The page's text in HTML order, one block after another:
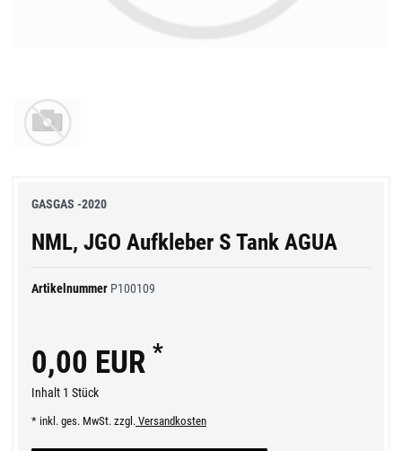
GASGAS -2020
NML, JGO Aufkleber S Tank AGUA
Artikelnummer P100109
0,00 EUR *
Inhalt 1 Stück
* inkl. ges. MwSt. zzgl. Versandkosten